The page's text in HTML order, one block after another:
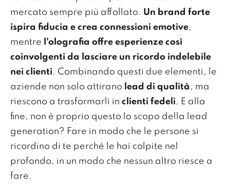
mercato sempre più affollato. Un brand forte
ispira fiducia e crea connessioni emotive,
mentre
l'olografia offre esperienze così
coinvolgenti da lasciare un ricordo indelebile
nei clienti. Combinando questi due elementi, le
aziende non solo attirano lead di qualità, ma
riescono a trasformarli in clienti fedeli. E alla
fine, non è proprio questo lo scopo della lead
generation? Fare in modo che le persone si
ricordino di te perché le hai colpite nel
profondo, in un modo che nessun altro riesce a
fare.